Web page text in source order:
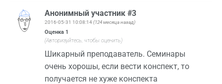
Анонимный участник #3
2016-05-31 10:08:14(124 месяца назад)
Оценка 1
(Авторизуйтесь, чтобы оценить)
Шикарный преподаватель. Семинары
очень хорошы, если вести конспект, то
получается не хуже конспекта